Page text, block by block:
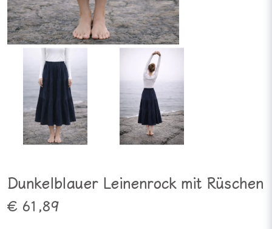
Dunkelblauer Leinenrock mit Rüschen
€ 61,89